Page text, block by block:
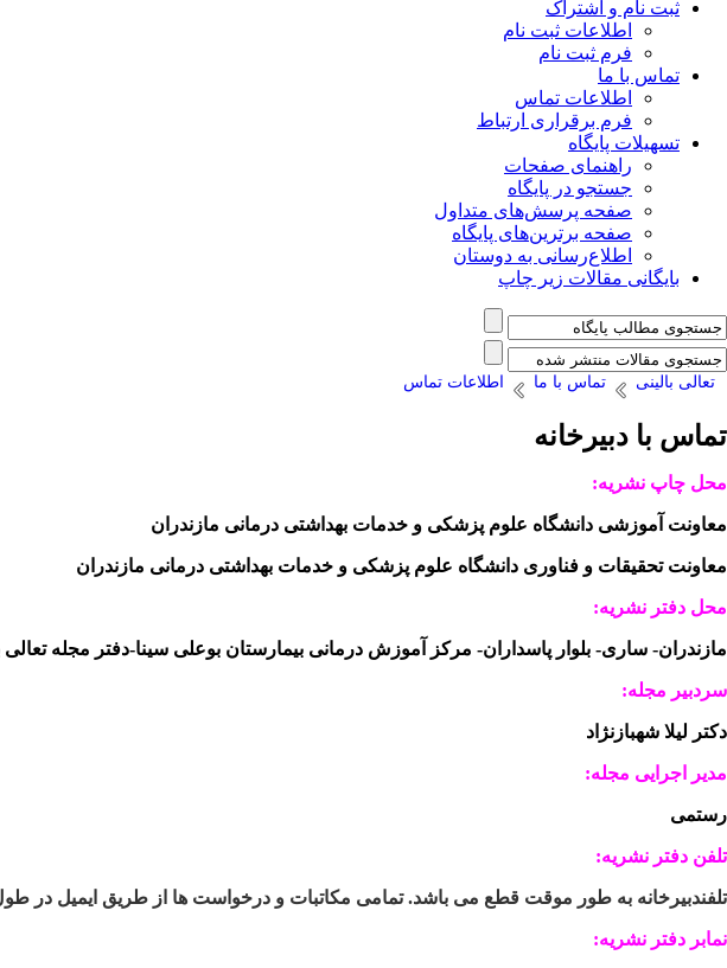
ثبت نام و اشتراک
اطلاعات ثبت نام
فرم ثبت نام
تماس با ما
اطلاعات تماس
فرم برقراری ارتباط
تسهیلات پایگاه
راهنمای صفحات
جستجو در پایگاه
صفحه پرسش‌های متداول
صفحه برترین‌های پایگاه
اطلاع‌رسانی به دوستان
بایگانی مقالات زیر چاپ
تعالی بالینی تماس با ما اطلاعات تماس
تماس با دبیرخانه
محل چاپ نشریه:
معاونت آموزشی دانشگاه علوم پزشکی و خدمات بهداشتی درمانی مازندران
معاونت تحقیقات و فناوری دانشگاه علوم پزشکی و خدمات بهداشتی درمانی مازندران
محل دفتر نشریه:
مازندران- ساری- بلوار پاسداران- مرکز آموزش درمانی بیمارستان بوعلی سینا-دفتر مجله تعالی
سردبیر مجله:
دکتر لیلا شهبازنژاد
مدیر اجرایی مجله:
رستمی
تلفن دفتر نشریه:
تلفندبیرخانه به طور موقت قطع می باشد. تمامی مکاتبات و درخواست ها از طریق ایمیل در
نمابر دفتر نشریه: